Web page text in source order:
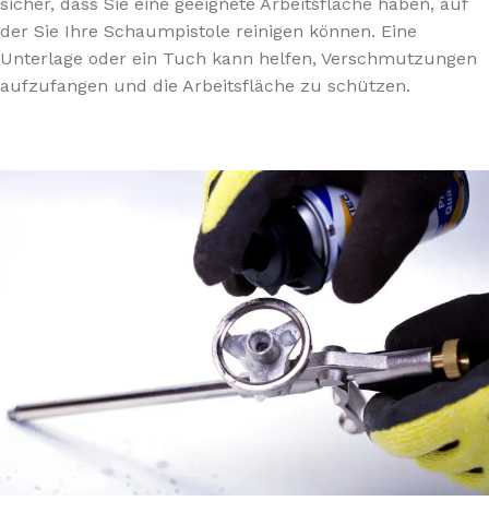
der Sie Ihre Schaumpistole reinigen können. Eine
Unterlage oder ein Tuch kann helfen, Verschmutzungen
aufzufangen und die Arbeitsfläche zu schützen.